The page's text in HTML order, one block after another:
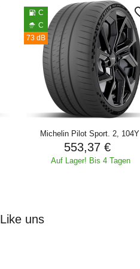
C
C
73 dB
Michelin Pilot Sport. 2, 104Y
553,37 €
Auf Lager! Bis 4 Tagen
Like uns